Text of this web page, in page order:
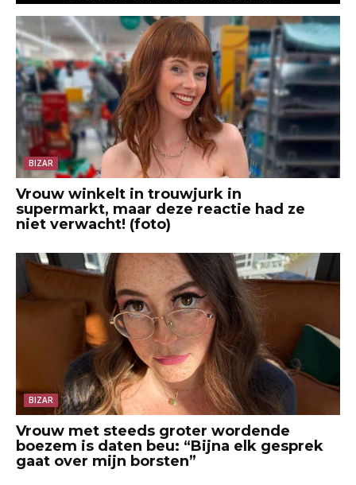
BIZAR
Vrouw winkelt in trouwjurk in
supermarkt, maar deze reactie had ze
niet verwacht! (foto)
BIZAR
Vrouw met steeds groter wordende
boezem is daten beu: “Bijna elk gesprek
gaat over mijn borsten”